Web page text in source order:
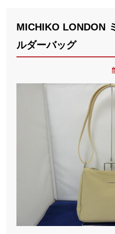
MICHIKO LONDON
ルダーバッグ